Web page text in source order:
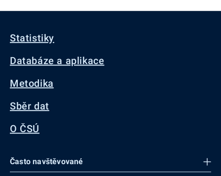
Statistiky
Databáze a aplikace
Metodika
Sběr dat
O ČSÚ
Často navštěvované